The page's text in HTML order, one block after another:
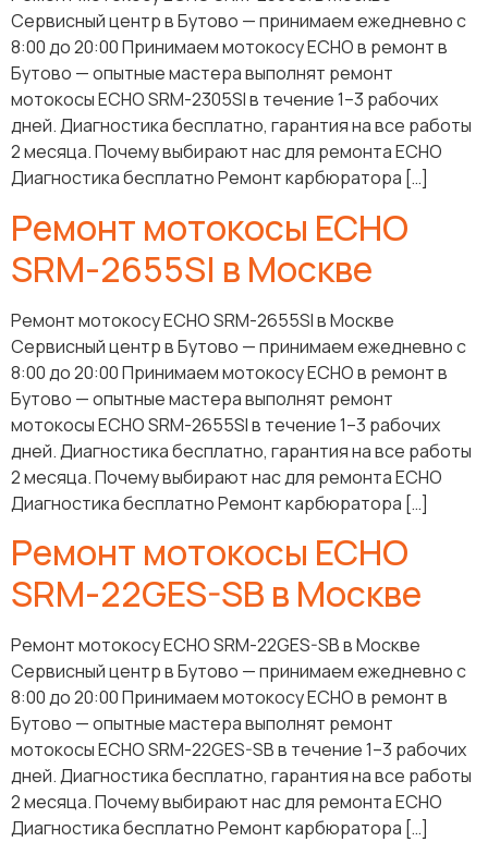
Сервисный центр в Бутово — принимаем ежедневно с
8:00 до 20:00 Принимаем мотокосу ECHO в ремонт в
Бутово — опытные мастера выполнят ремонт
мотокосы ECHO SRM-2305SI в течение 1–3 рабочих
дней. Диагностика бесплатно, гарантия на все работы
2 месяца. Почему выбирают нас для ремонта ECHO
Диагностика бесплатно Ремонт карбюратора […]
Ремонт мотокосы ECHO
SRM-2655SI в Москве
Ремонт мотокосу ECHO SRM-2655SI в Москве
Сервисный центр в Бутово — принимаем ежедневно с
8:00 до 20:00 Принимаем мотокосу ECHO в ремонт в
Бутово — опытные мастера выполнят ремонт
мотокосы ECHO SRM-2655SI в течение 1–3 рабочих
дней. Диагностика бесплатно, гарантия на все работы
2 месяца. Почему выбирают нас для ремонта ECHO
Диагностика бесплатно Ремонт карбюратора […]
Ремонт мотокосы ECHO
SRM-22GES-SB в Москве
Ремонт мотокосу ECHO SRM-22GES-SB в Москве
Сервисный центр в Бутово — принимаем ежедневно с
8:00 до 20:00 Принимаем мотокосу ECHO в ремонт в
Бутово — опытные мастера выполнят ремонт
мотокосы ECHO SRM-22GES-SB в течение 1–3 рабочих
дней. Диагностика бесплатно, гарантия на все работы
2 месяца. Почему выбирают нас для ремонта ECHO
Диагностика бесплатно Ремонт карбюратора […]